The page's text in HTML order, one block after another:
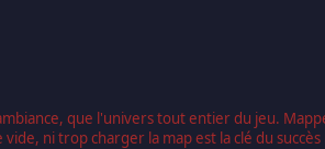
que l'univers tout entier du jeu.
ni trop charger la map est la clé du succès